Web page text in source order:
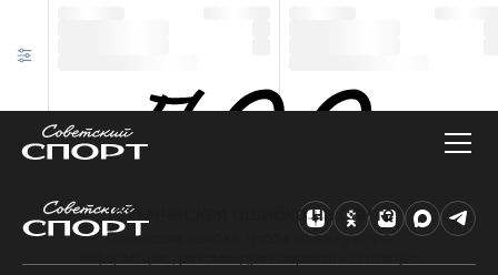
Техническая ошибка на сайте
Произошла ошибка. Чтобы найти нужную